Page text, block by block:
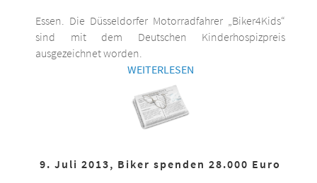
Essen. Die Düsseldorfer Motorradfahrer „Biker4Kids“
sind mit dem Deutschen Kinderhospizpreis
ausgezeichnet worden.
WEITERLESEN
9. Juli 2013, Biker spenden 28.000 Euro